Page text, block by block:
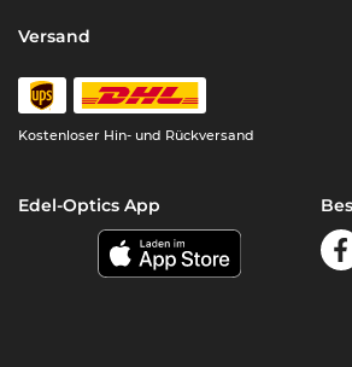
Versand
Kostenloser Hin- und Rückversand
Edel-Optics App